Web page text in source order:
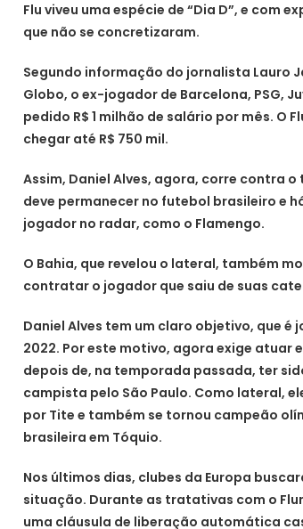
Flu viveu uma espécie de “Dia D”, e com
que não se concretizaram.
Segundo informação do jornalista Lauro
Globo, o ex-jogador de Barcelona, PSG,
pedido R$ 1 milhão de salário por mês. O
chegar até R$ 750 mil.
Assim, Daniel Alves, agora, corre contra
deve permanecer no futebol brasileiro e
jogador no radar, como o Flamengo.
O Bahia, que revelou o lateral, também
contratar o jogador que saiu de suas
Daniel Alves tem um claro objetivo, que é
2022. Por este motivo, agora exige atuar
depois de, na temporada passada, ter
campista pelo São Paulo. Como lateral,
por Tite e também se tornou campeão
brasileira em Tóquio.
Nos últimos dias, clubes da Europa
situação. Durante as tratativas com o
uma cláusula de liberação automática